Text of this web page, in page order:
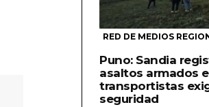
RED DE MEDIOS
Puno: Sandia
asaltos armados
transportistas
seguridad